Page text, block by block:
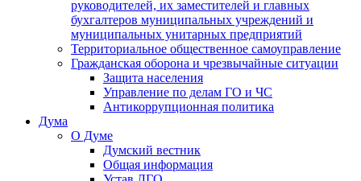
руководителей, их заместителей и главных
бухгалтеров муниципальных учреждений и
муниципальных унитарных предприятий
Территориальное общественное самоуправление
Гражданская оборона и чрезвычайные ситуации
Защита населения
Управление по делам ГО и ЧС
Антикоррупционная политика
Дума
О Думе
Думский вестник
Общая информация